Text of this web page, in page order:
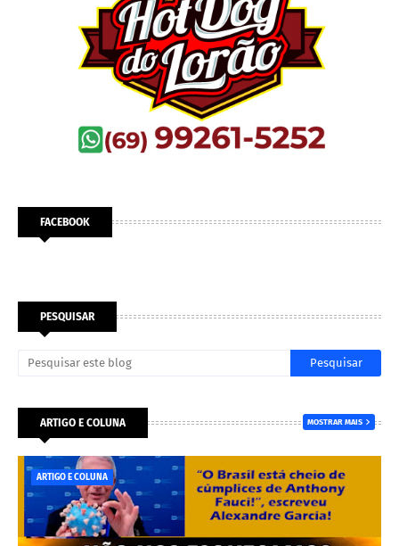
FACEBOOK
PESQUISAR
ARTIGO E COLUNA MOSTRAR MAIS
ARTIGO E COLUNA